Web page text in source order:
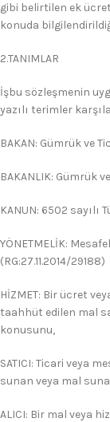
gibi belirtilen ek
konuda
2.TANIMLAR
İşbu sözleşmenin
yazılı terimler
BAKAN: Gümrük ve
BAKANLIK: Gümrük
KANUN: 6502 sayılı
YÖNETMELİK:
(RG:27.11.2014/29188)
HİZMET: Bir ücret
taahhüt edilen mal
konusunu,
SATICI: Ticari veya
sunan veya mal
ALICI: Bir mal veya